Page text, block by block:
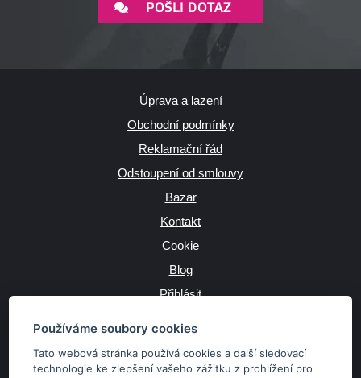
Používáme soubory cookies
Tato webová stránka používá cookies a další sledovací
technologie ke zlepšení vašeho zážitku z prohlížení pro
POŠLI DOTAZ
Úprava a lazení
Obchodní podmínky
Reklamační řád
Odstoupení od smlouvy
Bazar
Kontakt
Cookie
Blog
Přihlásit